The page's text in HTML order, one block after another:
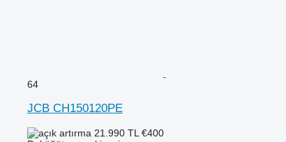
64
JCB CH150120PE
21.990 TL €400